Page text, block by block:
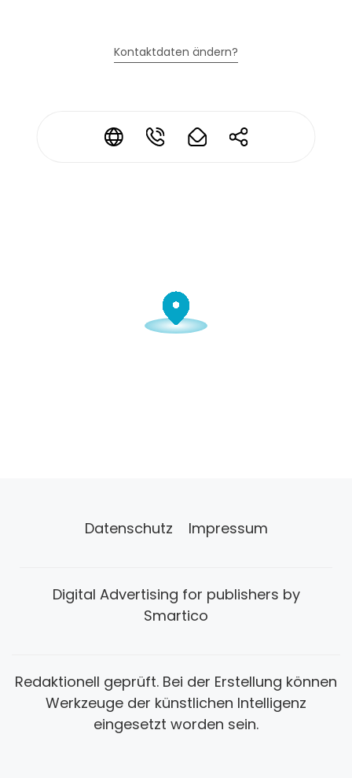
* * * *
Kontaktdaten ändern?
Datenschutz Impressum
Digital Advertising for publishers by
Smartico
Redaktionell geprüft. Bei der Erstellung können
Werkzeuge der künstlichen Intelligenz
eingesetzt worden sein.